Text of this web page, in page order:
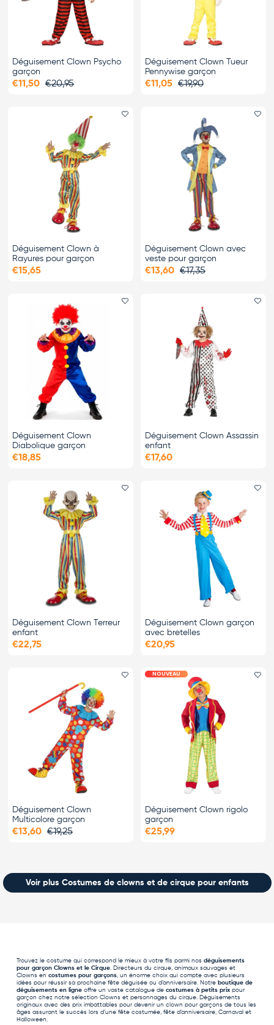
Déguisement Clown Psycho
garçon
€11,50 €20,95
Déguisement Clown Tueur
Pennywise garçon
€11,05 €19,90
Déguisement Clown à
Rayures pour garçon
€15,65
Déguisement Clown avec
veste pour garçon
€13,60 €17,35
Déguisement Clown
Diabolique garçon
€18,85
Déguisement Clown Assassin
enfant
€17,60
Déguisement Clown Terreur
enfant
€22,75
Déguisement Clown garçon
avec bretelles
€20,95
Ajouter le favori
Déguisement Clown
Multicolore garçon
€13,60 €19,25
NOUVEAU
Déguisement Clown rigolo
garçon
€25,99
Voir plus Costumes de clowns et de cirque pour enfants
Trouvez le costume qui correspond le mieux à votre fils parmi nos déguisements
pour garçon Clowns et le Cirque . Directeurs du cirque, animaux sauvages et
Clowns en costumes pour garçons , un énorme choix qui compte avec plusieurs
idées pour réussir sa prochaine fête déguisée ou d’anniversaire. Notre boutique de
déguisements en ligne offre un vaste catalogue de costumes à petits prix pour
garçon chez notre sélection Clowns et personnages du cirque. Déguisements
originaux avec des prix imbattables pour devenir un clown pour garçons de tous les
âges assurant le succès lors d’une fête costumée, fête d’anniversaire, Carnaval et
Halloween.